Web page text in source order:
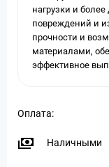
нагрузки и
повреждений и
прочности и
материалами,
эффективное
Оплата:
Наличными